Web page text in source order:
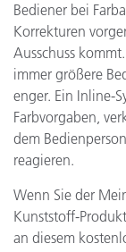
Bediener bei
Korrekturen
Ausschuss
immer größere
enger. Ein Inline-
Farbvorgaben,
dem
reagieren.
Wenn Sie der
Kunststoff-
an diesem